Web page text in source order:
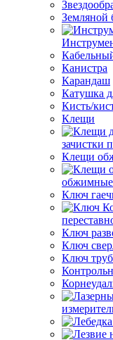
Земляной
Канистра
Карандаш
Катушка
Кисть/
Клещи
зачистки
Клещи
Ключ
Ключ
Ключ
Ключ